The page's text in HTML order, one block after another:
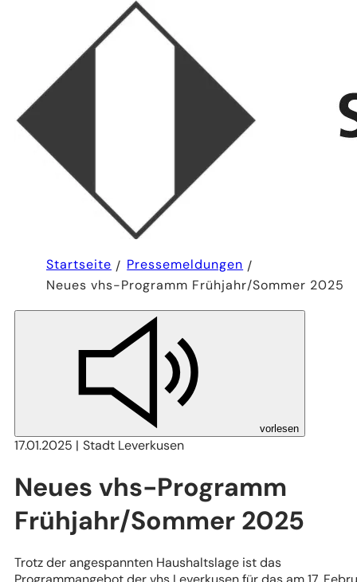
Startseite
Pressemeldungen
Neues vhs-Programm Frühjahr/Sommer 2025
vorlesen
17.01.2025 Stadt Leverkusen
Neues vhs-Programm
Frühjahr/Sommer 2025
Trotz der angespannten Haushaltslage ist das